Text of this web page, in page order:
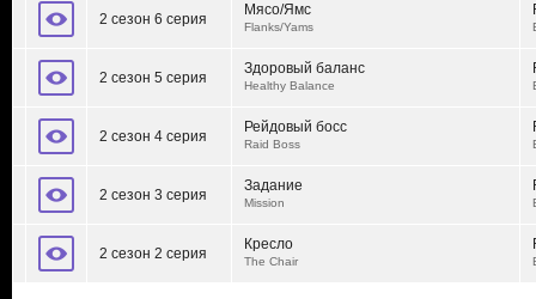
2 сезон 6 серия
Мясо/Ямс
Flanks/Yams
2 сезон 5 серия
Здоровый баланс
Healthy Balance
2 сезон 4 серия
Рейдовый босс
Raid Boss
2 сезон 3 серия
Задание
Mission
2 сезон 2 серия
Кресло
The Chair